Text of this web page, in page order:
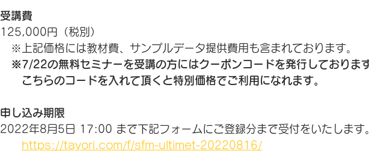
受講費
125,000円（税別）
※上記価格には教材費、サンプルデータ提供費用も含まれております。
※7/22の無料セミナーを受講の方にはクーポンコードを発行しておりま
こちらのコードを入れて頂くと特別価格でご利用になれます。
申し込み期限
2022年8月5日 17:00 まで下記フォームにご登録分まで受付をいたします
https://tayori.com/f/sfm-ultimet-20220816/